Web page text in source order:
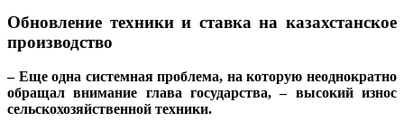
Обновление техники и ставка на казахстанское
производство
– Еще одна системная проблема, на которую неоднократно
обращал внимание глава государства, – высокий износ
сельскохозяйственной техники.